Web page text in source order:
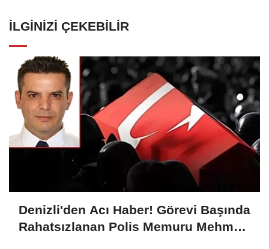
İLGINIZI ÇEKEBILIR
Denizli'den Acı Haber! Görevi Başında
Rahatsızlanan Polis Memuru Mehmet